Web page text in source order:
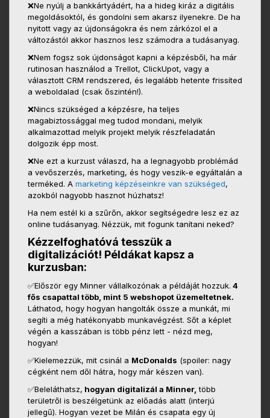
❌Ne nyúlj a bankkártyádért, ha a hideg kiráz a digitális
megoldásoktól, és gondolni sem akarsz ilyenekre. De ha
nyitott vagy az újdonságokra és nem zárkózol el a
változástól akkor hasznos lesz számodra a tudásanyag.
❌Nem fogsz sok újdonságot kapni a képzésből, ha már
rutinosan használod a Trellot, ClickUpot, vagy a
választott CRM rendszered, és legalább hetente frissíted
a weboldalad (csak őszintén!).
❌Nincs szükséged a képzésre, ha teljes
magabiztossággal meg tudod mondani, melyik
alkalmazottad melyik projekt melyik részfeladatán
dolgozik épp most.
❌Ne ezt a kurzust válaszd, ha a legnagyobb problémád
a vevőszerzés, marketing, és hogy veszik-e egyáltalán a
terméked. A marketing képzéseinkre van szükséged,
azokból nagyobb hasznot húzhatsz!
Ha nem estél ki a szűrőn, akkor segítségedre lesz ez az
online tudásanyag. Nézzük, mit fogunk tanítani neked?
Kézzelfoghatóvá tesszük a
digitalizációt! Példákat kapsz a
kurzusban:
✅Először egy Minner vállalkozónak a példáját hozzuk. 4
fős csapattal több, mint 5 webshopot üzemeltetnek.
Láthatod, hogy hogyan hangolták össze a munkát, mi
segíti a még hatékonyabb munkavégzést. Sőt a képlet
végén a kasszában is több pénz lett - nézd meg,
hogyan!
✅Kielemezzük, mit csinál a McDonalds (spoiler: nagy
cégként nem dől hátra, hogy már készen van).
✅Beleláthatsz, hogyan digitalizál a Minner, több
területről is beszélgetünk az előadás alatt (interjú
jellegű). Hogyan vezet be Milán és csapata egy új